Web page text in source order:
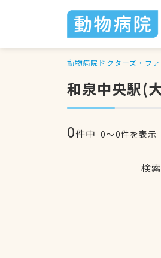
動物病院ドクターズ・フ
和泉中央駅(
0件中 0〜0件を表示
検